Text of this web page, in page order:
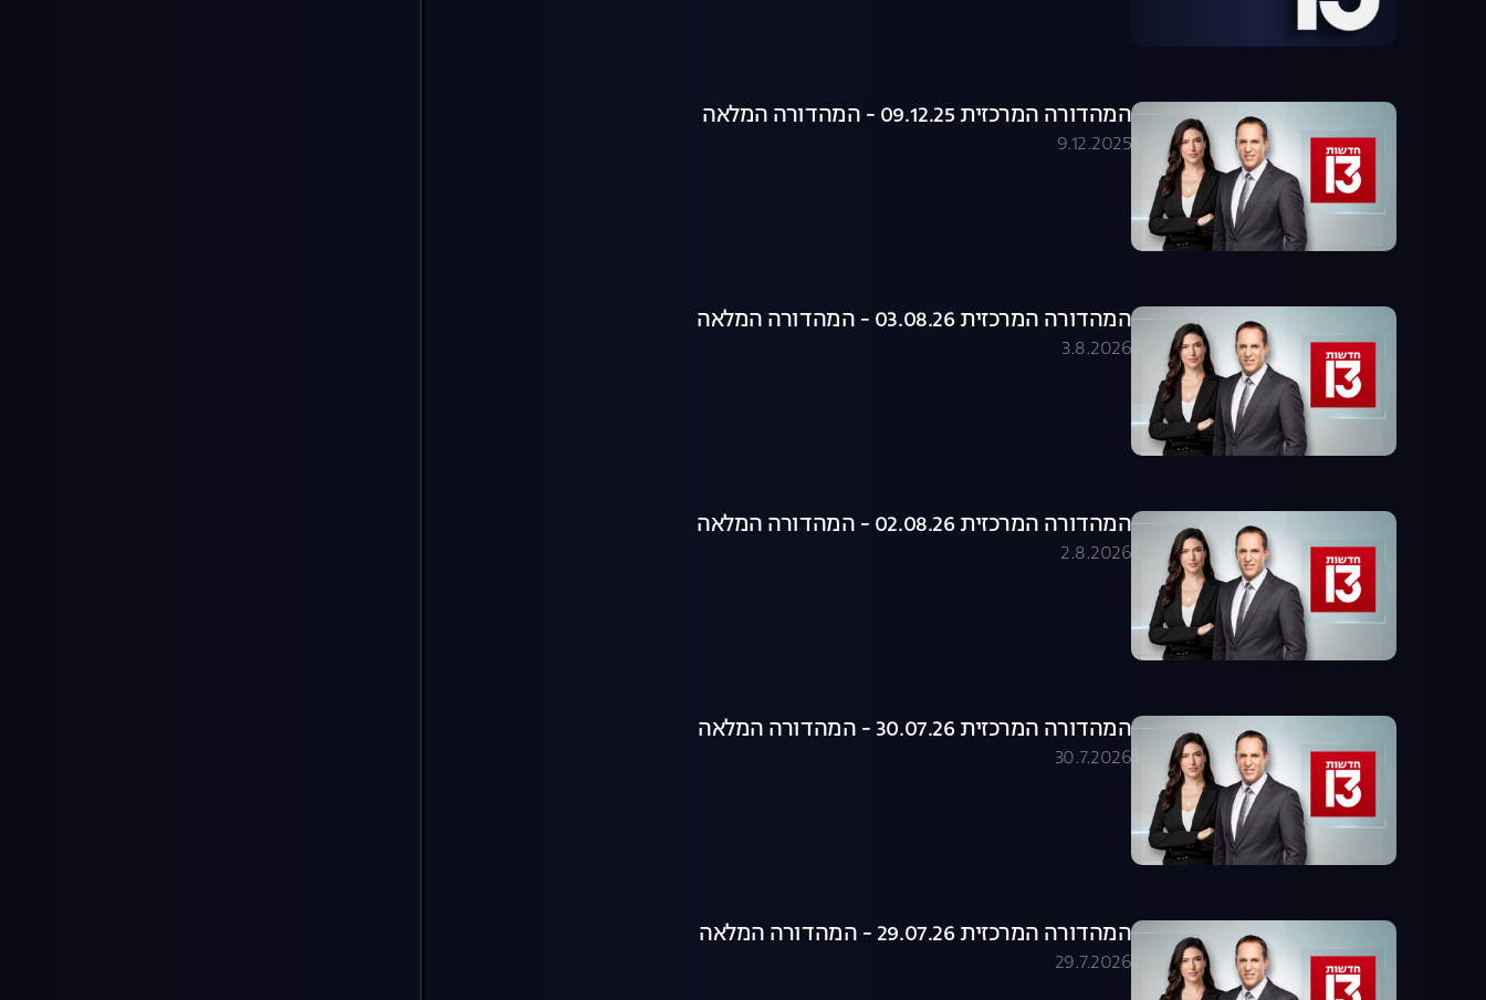
המהדורה המרכזית 09.12.25 - המהדורה המלאה
9.12.2025
המהדורה המרכזית 03.08.26 - המהדורה המלאה
3.8.2026
המהדורה המרכזית 02.08.26 - המהדורה המלאה
2.8.2026
המהדורה המרכזית 30.07.26 - המהדורה המלאה
30.7.2026
המהדורה המרכזית 29.07.26 - המהדורה המלאה
29.7.2026